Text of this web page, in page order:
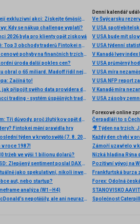
🚀 FXstreet.cz & eToro přinášejí exkluzivní akci: Získejte 6měsíční členství ve VIP zóně ZDARMA
Kdy se nákup challenge vyplatí?
2026 byla pro klienty opět zisková
Léto v plném proudu, trhy také: Top 3 obchody traderů Fintokei na indexech a zlatě
Chamtivost a strach: Největší cenové pohyby na finančních trzích (červenec 2026)
úroda další pokles cen?
Stvořil elitní klub, kde Ameriku obral o 65 miliard. Madoff řídil největší Ponzi dějin
Začíná to!
Historická data, kde je získat, jak připojit svého data providera do MultiCharts a proč je budeme potřebovat? (4. díl)
Jak obchodují profíci: Fibonacci trading - systém úspěšných traderů
Denní kalendář
Ve Švýcarsku
V USA
V USA bude mít
V USA týdenní
V Kanadě Ivey index
V USA průměrný
V USA míra
V USA NFP report
V Kanadě míra
V USA zásoby
Zlato vyráží k novým maximům: Tři důvody, proč žlutý kov opět dominuje
Fintokei mění pravidla hry
Krypto šeptanda: Co přinesl poslední týden v kryptosvětě (7. 8. 2026)
v roce 1987!
tržeb ve výši 1 bilionu dolarů?
Analýza DAX, Nasdaq, EUR/USD: Zlepšený sentiment poslal DAX na nová maxima
Praktické okénko: Bitcoin aktuálně jako spekulativní, nikoli investiční aktivum
aut, nebo startup?
analýza (W1–H4)
Akciová analýza: Výsledky McDonald’s nepotěšily, ale ani neurazily. Jakou vizi společnost prezentovala?
Forexové online
Nízká hladina
Pozitivní vývoj na
Frankfurtská burza